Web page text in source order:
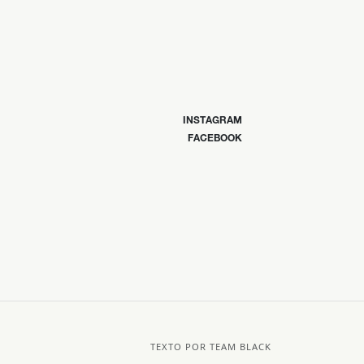
INSTAGRAM
FACEBOOK
TEXTO POR TEAM BLACK